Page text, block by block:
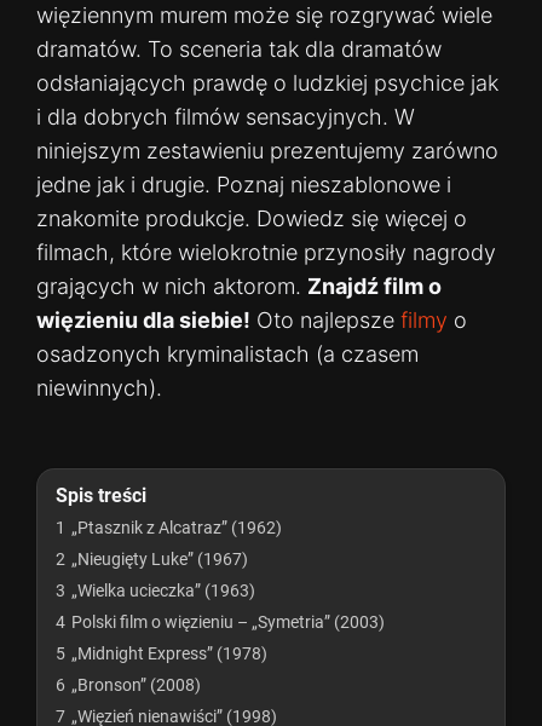
więziennym murem może się rozgrywać wiele
dramatów. To sceneria tak dla dramatów
odsłaniających prawdę o ludzkiej psychice jak
i dla dobrych filmów sensacyjnych. W
niniejszym zestawieniu prezentujemy zarówno
jedne jak i drugie. Poznaj nieszablonowe i
znakomite produkcje. Dowiedz się więcej o
filmach, które wielokrotnie przynosiły nagrody
grających w nich aktorom. Znajdź film o
więzieniu dla siebie! Oto najlepsze filmy o
osadzonych kryminalistach (a czasem
niewinnych).
Spis treści
1 „Ptasznik z Alcatraz” (1962)
2 „Nieugięty Luke” (1967)
3 „Wielka ucieczka” (1963)
4 Polski film o więzieniu – „Symetria” (2003)
5 „Midnight Express” (1978)
6 „Bronson” (2008)
7 „Więzień nienawiści” (1998)